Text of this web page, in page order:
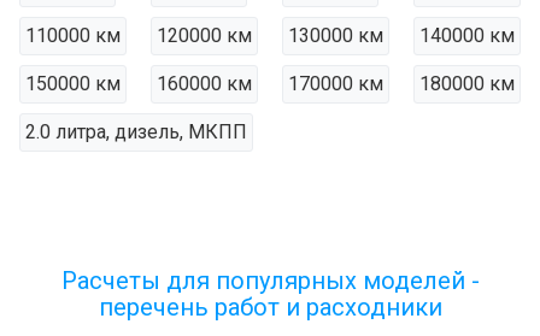
110000 км 120000 км 130000 км 140000 км
150000 км 160000 км 170000 км 180000 км
2.0 литра, дизель, МКПП
Расчеты для популярных моделей -
перечень работ и расходники